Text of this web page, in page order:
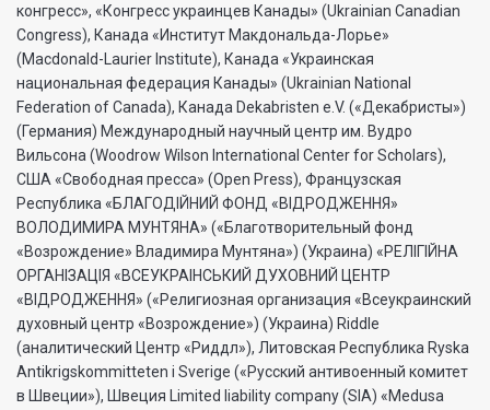
конгресс», «Конгресс украинцев Канады» (Ukrainian Canadian
Congress), Канада «Институт Макдональда-Лорье»
(Macdonald-Laurier Institute), Канада «Украинская
национальная федерация Канады» (Ukrainian National
Federation of Canada), Канада Dekabristen e.V. («Декабристы»)
(Германия) Международный научный центр им. Вудро
Вильсона (Woodrow Wilson International Center for Scholars),
США «Свободная пресса» (Open Press), Французская
Республика «БЛАГОДIЙНИЙ ФОНД «ВIДРОДЖЕННЯ»
ВОЛОДИМИРА МУНТЯНА» («Благотворительный фонд
«Возрождение» Владимира Мунтяна») (Украина) «РЕЛIГIЙНА
ОРГАНIЗАЦIЯ «ВСЕУКРАIНСЬКИЙ ДУХОВНИЙ ЦЕНТР
«ВIДРОДЖЕННЯ» («Религиозная организация «Всеукраинский
духовный центр «Возрождение») (Украина) Riddle
(аналитический Центр «Риддл»), Литовская Республика Ryska
Antikrigskommitteten i Sverige («Русский антивоенный комитет
в Швеции»), Швеция Limited liability company (SIA) «Medusa